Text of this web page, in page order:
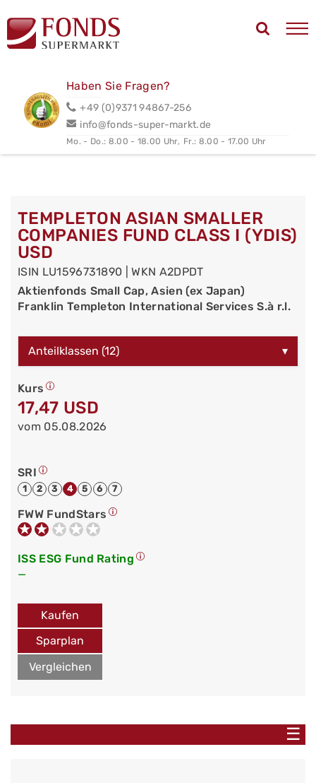
Haben Sie Fragen?
+49 (0)9371 94867-256
info@fonds-super-markt.de
Mo. - Do.: 8.00 - 18.00 Uhr, Fr.: 8.00 - 17.00 Uhr
TEMPLETON ASIAN SMALLER
COMPANIES FUND CLASS I (YDIS)
USD
ISIN LU1596731890 | WKN A2DPDT
Aktienfonds Small Cap, Asien (ex Japan)
Franklin Templeton International Services S.à r.l.
Anteilklassen (12) ▾
Kurs
17,47 USD
vom 05.08.2026
SRI
1 2 3 4 5 6 7
FWW FundStars
ISS ESG Fund Rating
—
Kaufen
Sparplan
Vergleichen
☰